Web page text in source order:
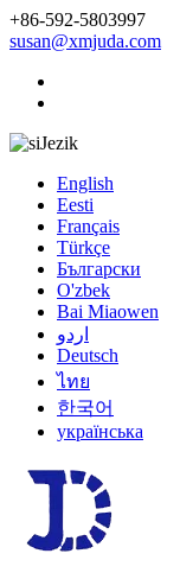
+86-592-5803997
susan@xmjuda.com
Jezik
English
Eesti
Français
Türkçe
Български
O'zbek
Bai Miaowen
اردو
Deutsch
ไทย
한국어
українська